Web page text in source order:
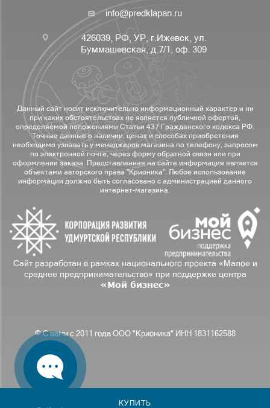
КУПИТЬ
info@predklapan.ru
426039, РФ, УР, г.Ижевск, ул.
Буммашевская, д.7/1, оф. 309
Данный сайт носит исключительно информационный характер и ни
при каких обстоятельствах не является публичной офертой,
определяемой положениями Статьи 437 Гражданского кодекса РФ.
Точные данные о наличии, ценах и способах приобретения
необходимо узнавать у менеджеров магазина по телефону, запросом
по электронной почте, через форму обратной связи или при
оформлении заказа. Представленная на сайте информация является
объектами авторского права "Крионика". Любое использование
информации должно быть согласовано с администрацией данного
интернет-магазина.
Сайт разработан в рамках национального проекта «Малое и
среднее предпринимательство» при поддержке центра
«Мой бизнес»
© С вами с 2011 года ООО "Крионика" ИНН 1831162588